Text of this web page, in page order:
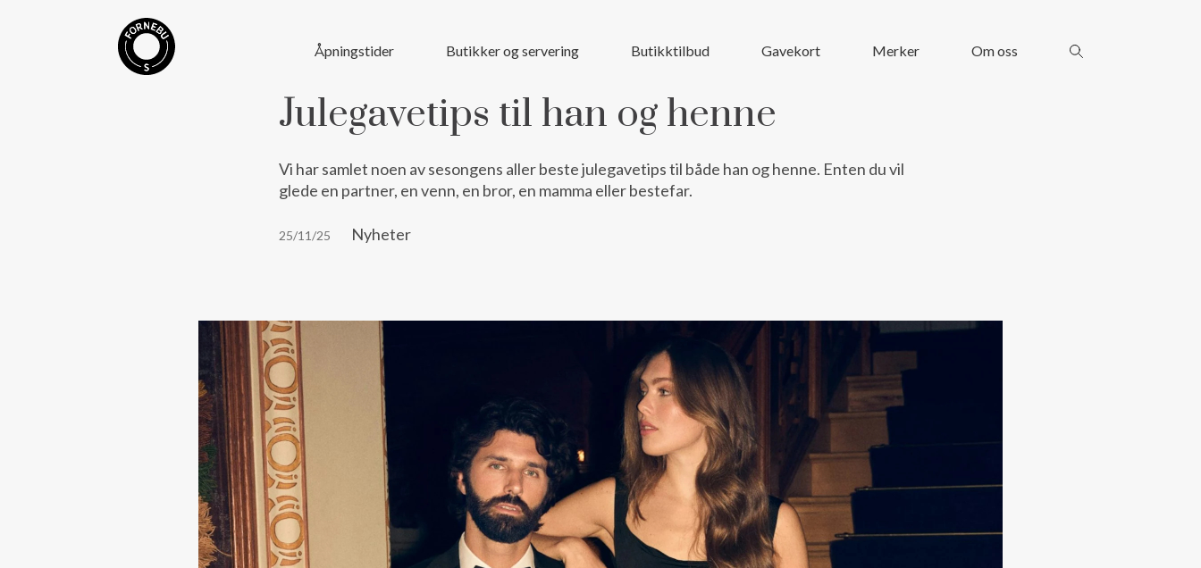
Åpningstider Butikker og servering Butikktilbud Gavekort Merker Om oss
Julegavetips til han og henne
Vi har samlet noen av sesongens aller beste julegavetips til både han og henne. Enten du vil
glede en partner, en venn, en bror, en mamma eller bestefar.
25/11/25 Nyheter